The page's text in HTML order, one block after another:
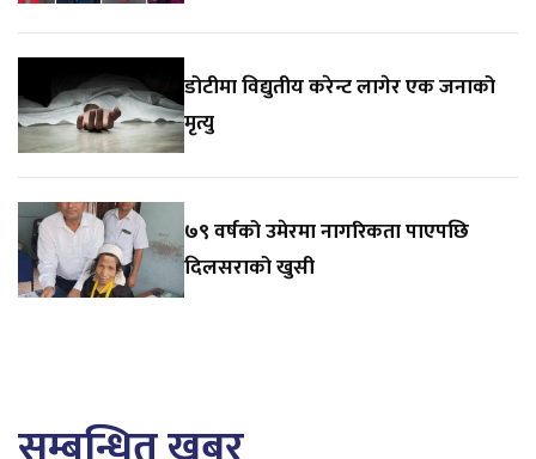
डोटीमा विद्युतीय करेन्ट लागेर एक जनाको
मृत्यु
७९ वर्षको उमेरमा नागरिकता पाएपछि
दिलसराको खुसी